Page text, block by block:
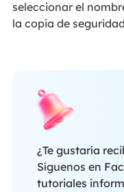
seleccionar el
la copia de
¿Te gustaría
Síguenos en
tutoriales